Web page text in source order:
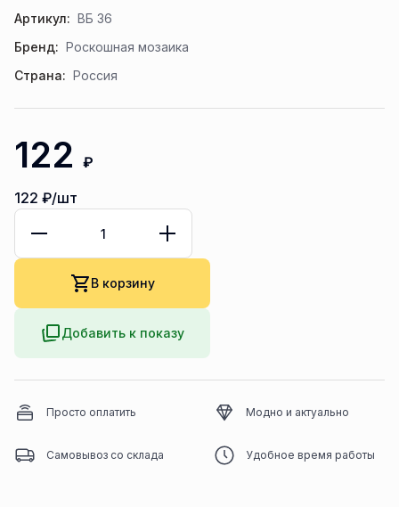
Артикул: ВБ 36
Бренд: Роскошная мозаика
Страна: Россия
122 ₽
122 ₽/шт
В корзину
Добавить к показу
Просто оплатить Модно и актуально
Самовывоз со склада Удобное время работы